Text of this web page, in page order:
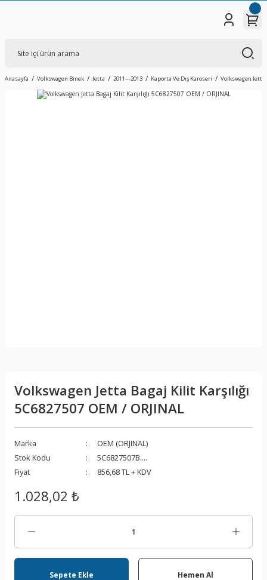
Anasayfa Volkswagen Binek Jetta 2011---2013 Kaporta Ve Dış Karoseri Volkswagen Jetta
Volkswagen Jetta Bagaj Kilit Karşılığı
5C6827507 OEM / ORJINAL
Marka
OEM (ORJINAL)
Stok Kodu
5C6827507B....
Fiyat
856,68 TL + KDV
1.028,02 ₺
Sepete Ekle Hemen Al